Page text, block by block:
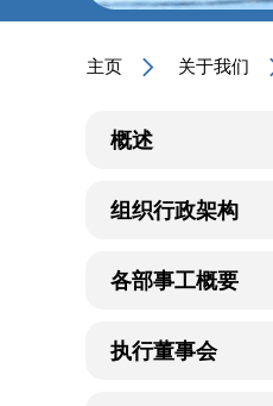
主页 关于我们
概述
组织行政架构
各部事工概要
执行董事会